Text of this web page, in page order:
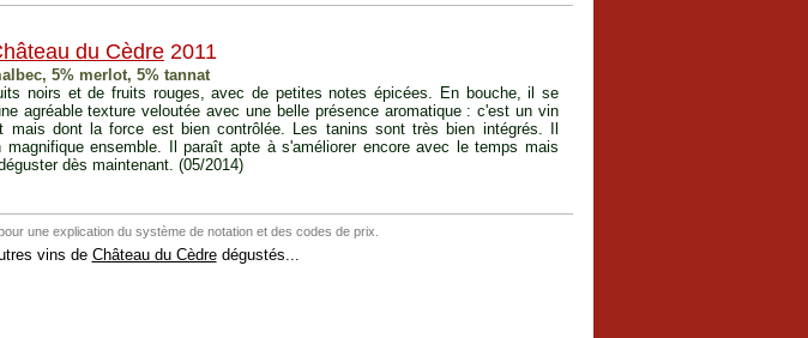
du Cèdre 2011
5% merlot, 5% tannat
noirs et de fruits rouges, avec de petites notes épicées. En bouche, il se
agréable texture veloutée avec une belle présence aromatique : c'est un vin
mais dont la force est bien contrôlée. Les tanins sont très bien intégrés. Il
magnifique ensemble. Il paraît apte à s'améliorer encore avec le temps mais
dès maintenant. (05/2014)
une explication du système de notation et des codes de prix.
vins de Château du Cèdredégustés...